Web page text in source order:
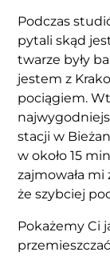
Podczas
pytali skąd
twarze były
jestem z
pociągiem.
stacji w
w około 15
zajmowała
że szybciej
Pokażemy Ci